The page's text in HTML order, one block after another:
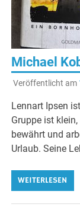
Michael
Veröffentlicht am
Lennart Ipsen
Gruppe ist
bewährt und
Urlaub. Seine
WEITERLESEN